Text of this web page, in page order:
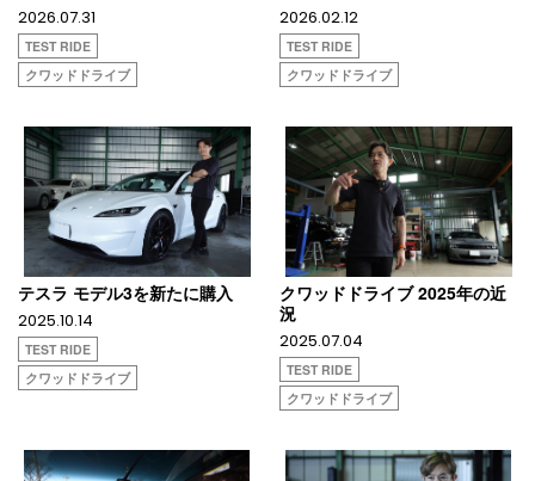
2026.07.31
TEST RIDE
クワッドドライブ
2026.02.12
TEST RIDE
クワッドドライブ
テスラ モデル3を新たに購入
2025.10.14
TEST RIDE
クワッドドライブ
クワッドドライブ 2025年の近
況
2025.07.04
TEST RIDE
クワッドドライブ